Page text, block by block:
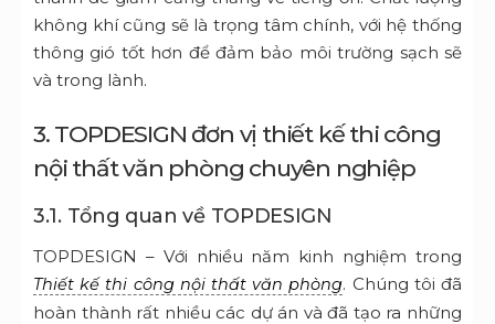
không khí cũng sẽ là trọng tâm chính, với hệ thống
thông gió tốt hơn để đảm bảo môi trường sạch sẽ
và trong lành.
3. TOPDESIGN đơn vị thiết kế thi công
nội thất văn phòng chuyên nghiệp
3.1. Tổng quan về TOPDESIGN
TOPDESIGN – Với nhiều năm kinh nghiệm trong
Thiết kế thi công nội thất văn phòng. Chúng tôi đã
hoàn thành rất nhiều các dự án và đã tạo ra những